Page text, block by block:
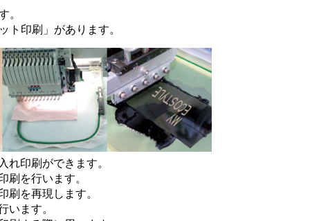
。
ト印刷 」があります。
れ印刷ができます。
刷を行います。
刷を再現します。
います。